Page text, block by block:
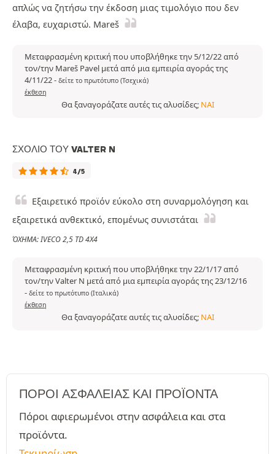
απλώς να ζητήσω την έκδοση μιας τιμολόγιο που δεν
έλαβα, ευχαριστώ. Mareš
Μεταφρασμένη κριτική που υποβλήθηκε την 5/12/22 από
τον/την Mareš Pavel μετά από μια εμπειρία αγοράς της
4/11/22- δείτε το πρωτότυπο (Τσεχικά)
έκθεση
Θα ξαναγοράζατε αυτές τις αλυσίδες; ΝΑΙ
ΣΧΌΛΙΟ ΤΟΥ VALTER N
4/5
Εξαιρετικό προϊόν εύκολο στη συναρμολόγηση και
εξαιρετικά ανθεκτικό, επομένως συνιστάται
ΌΧΗΜΑ: IVECO 2,5 TD 4X4
Μεταφρασμένη κριτική που υποβλήθηκε την 22/1/17 από
τον/την Valter N μετά από μια εμπειρία αγοράς της 23/12/16
- δείτε το πρωτότυπο (Ιταλικά)
έκθεση
Θα ξαναγοράζατε αυτές τις αλυσίδες; ΝΑΙ
ΠΌΡΟΙ ΑΣΦΑΛΕΊΑΣ ΚΑΙ ΠΡΟΪΌΝΤΑ
Πόροι αφιερωμένοι στην ασφάλεια και στα
προϊόντα.